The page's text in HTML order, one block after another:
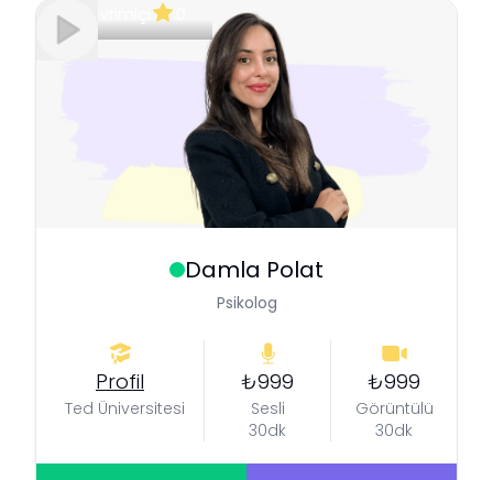
Damla Polat
Psikolog
Profil
Ted Üniversitesi
₺999
Sesli
30dk
₺999
Görüntülü
30dk